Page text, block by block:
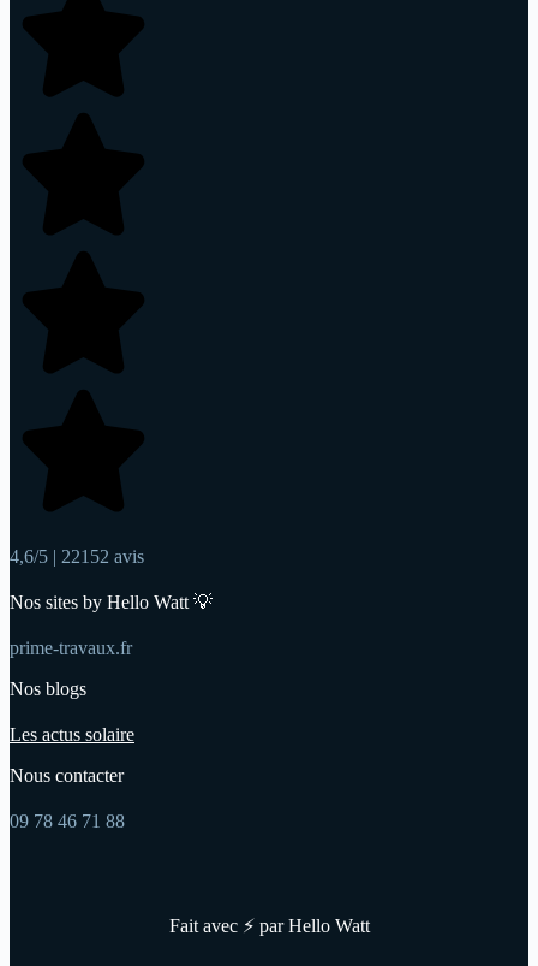
4,6/5 | 22152 avis
Nos sites by Hello Watt 💡
prime-travaux.fr
Nos blogs
Les actus solaire
Nous contacter
09 78 46 71 88
Fait avec ⚡ par Hello Watt